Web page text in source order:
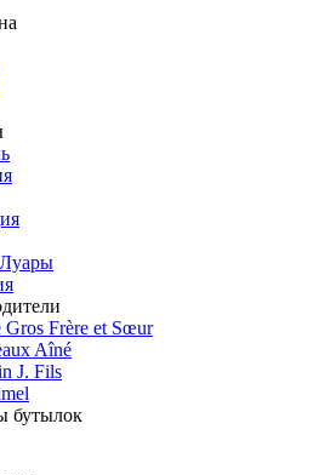
Gros Frère et Sœur
Aîné
J. Fils
бутылок